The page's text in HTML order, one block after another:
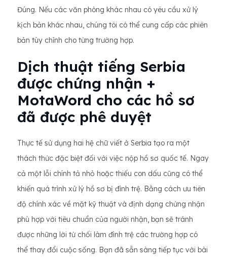
Đúng. Nếu các văn phòng khác nhau có yêu cầu xử lý
kịch bản khác nhau, chúng tôi có thể cung cấp các phiên
bản tùy chỉnh cho từng trường hợp.
Dịch thuật tiếng Serbia
được chứng nhận +
MotaWord cho các hồ sơ
đã được phê duyệt
Thực tế sử dụng hai hệ chữ viết ở Serbia tạo ra một
thách thức đặc biệt đối với việc nộp hồ sơ quốc tế. Ngay
cả một lỗi chính tả nhỏ hoặc thiếu con dấu cũng có thể
khiến quá trình xử lý hồ sơ bị đình trệ. Bằng cách ưu tiên
độ chính xác về mặt kỹ thuật và định dạng chứng nhận
phù hợp với tiêu chuẩn của người nhận, bạn sẽ tránh
được những lời từ chối làm đình trệ các trường hợp có
thể thay đổi cuộc sống. Bạn đã sẵn sàng tiếp tục với bài